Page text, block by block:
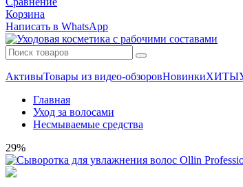
Корзина
Написать в WhatsApp
АктивыТовары из видео-обзоровНовинкиХИТЫ
Главная
Уход за волосами
Несмываемые средства
29%